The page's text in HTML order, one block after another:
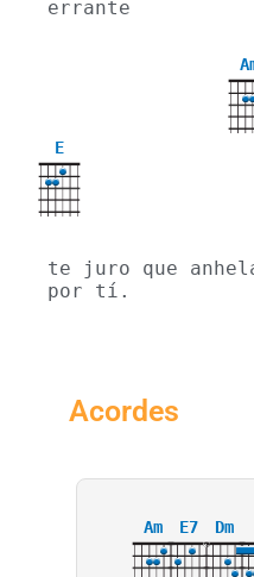
errante
E
te juro que
por tí.
Acordes
Am E7 Dm
X